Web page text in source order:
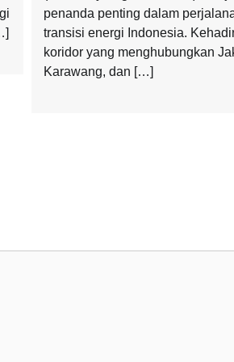
penanda penting dalam
transisi energi Indonesia.
koridor yang menghubungkan
Karawang, dan […]